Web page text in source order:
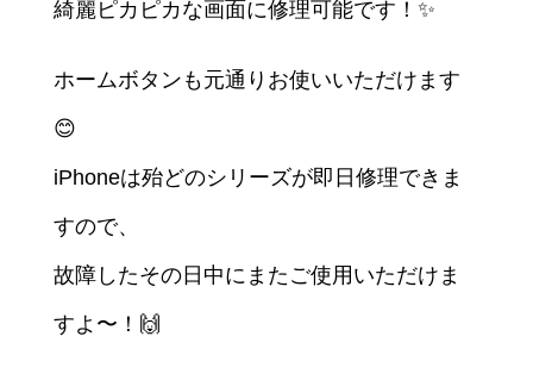
綺麗ピカピカな画面に修理可能です！✨
ホームボタンも元通りお使いいただけます
😊
iPhoneは殆どのシリーズが即日修理できま
すので、
故障したその日中にまたご使用いただけま
すよ〜！🙌